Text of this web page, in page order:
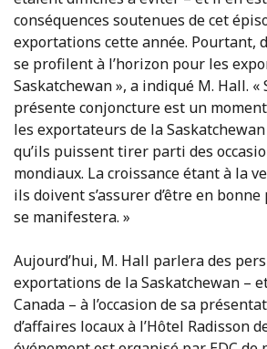
conséquences soutenues de cet
exportations cette année. Pourtant,
se profilent à l’horizon pour les
Saskatchewan », a indiqué M. Hall. «
présente conjoncture est un
les exportateurs de la
qu’ils puissent tirer parti des
mondiaux. La croissance étant à la
ils doivent s’assurer d’être en
se manifestera. »
Aujourd’hui, M. Hall parlera des
exportations de la Saskatchewan –
Canada – à l’occasion de sa
d’affaires locaux à l’Hôtel Radisson